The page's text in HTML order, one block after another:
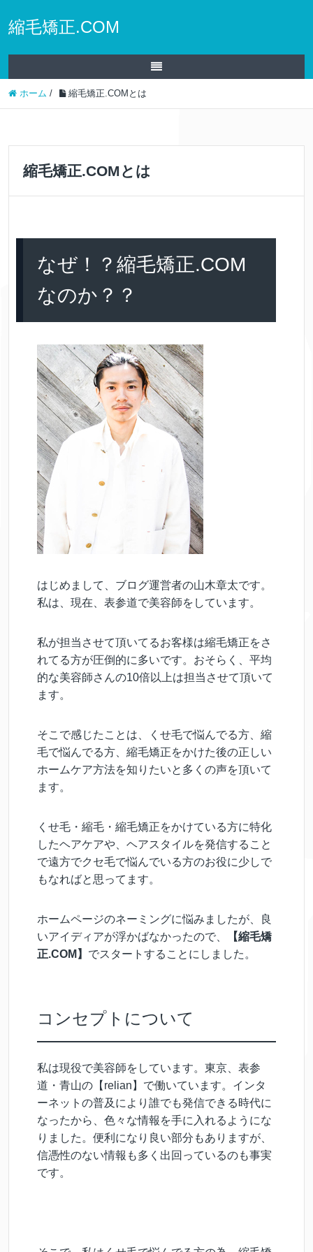
縮毛矯正.COM
ホーム / 縮毛矯正.COMとは
縮毛矯正.COMとは
なぜ！？縮毛矯正.COM
なのか？？
はじめまして、ブログ運営者の山木章太です。
私は、現在、表参道で美容師をしています。
私が担当させて頂いてるお客様は縮毛矯正をさ
れてる方が圧倒的に多いです。おそらく、平均
的な美容師さんの10倍以上は担当させて頂いて
ます。
そこで感じたことは、くせ毛で悩んでる方、縮
毛で悩んでる方、縮毛矯正をかけた後の正しい
ホームケア方法を知りたいと多くの声を頂いて
ます。
くせ毛・縮毛・縮毛矯正をかけている方に特化
したヘアケアや、ヘアスタイルを発信すること
で遠方でクセ毛で悩んでいる方のお役に少しで
もなればと思ってます。
ホームページのネーミングに悩みましたが、良
いアイディアが浮かばなかったので、
【縮毛矯
正.COM】 でスタートすることにしました。
コンセプトについて
私は現役で美容師をしています。東京、表参
道・青山の【relian】で働いています。インタ
ーネットの普及により誰でも発信できる時代に
なったから、色々な情報を手に入れるようにな
りました。便利になり良い部分もありますが、
信憑性のない情報も多く出回っているのも事実
です。